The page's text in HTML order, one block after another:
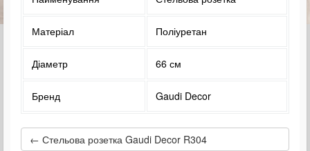
Матеріал Поліуретан
Діаметр 66 см
Бренд Gaudi Decor
← Стельова розетка Gaudi Decor R304